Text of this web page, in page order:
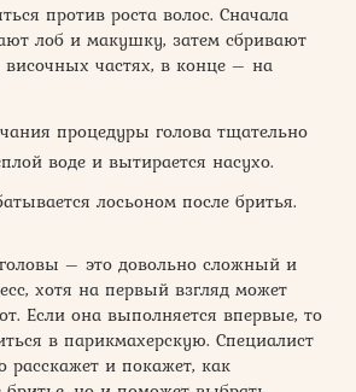
против роста волос. Сначала
лоб и макушку, затем сбривают
височных частях, в конце – на
процедуры голова тщательно
воде и вытирается насухо.
лосьоном после бритья.
– это довольно сложный и
хотя на первый взгляд может
Если она выполняется впервые, то
в парикмахерскую. Специалист
расскажет и покажет, как